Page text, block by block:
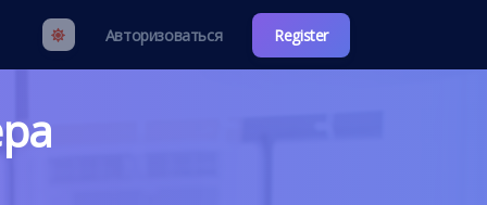
Авторизоваться Register